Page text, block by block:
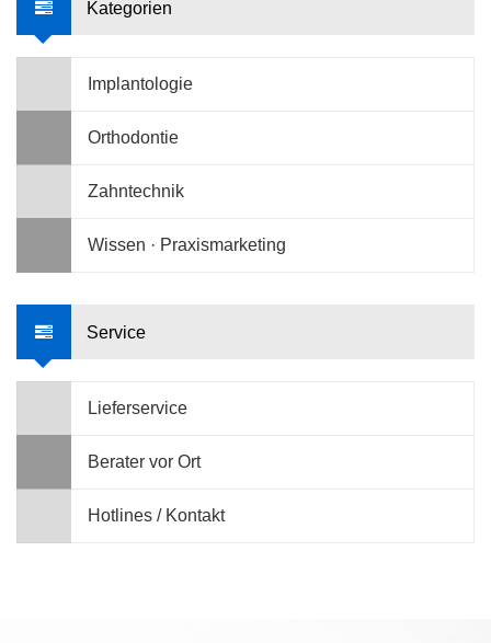
Kategorien
Implantologie
Orthodontie
Zahntechnik
Wissen · Praxismarketing
Service
Lieferservice
Berater vor Ort
Hotlines / Kontakt